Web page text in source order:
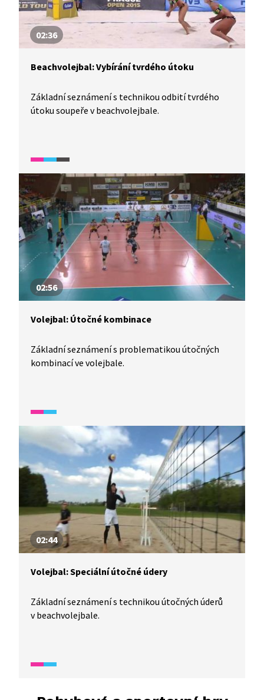
02:36
Beachvolejbal: Vybírání tvrdého útoku
Základní seznámení s technikou odbití tvrdého
útoku soupeře v beachvolejbale.
02:56
Volejbal: Útočné kombinace
Základní seznámení s problematikou útočných
kombinací ve volejbale.
02:44
Volejbal: Speciální útočné údery
Základní seznámení s technikou útočných úderů
v beachvolejbale.